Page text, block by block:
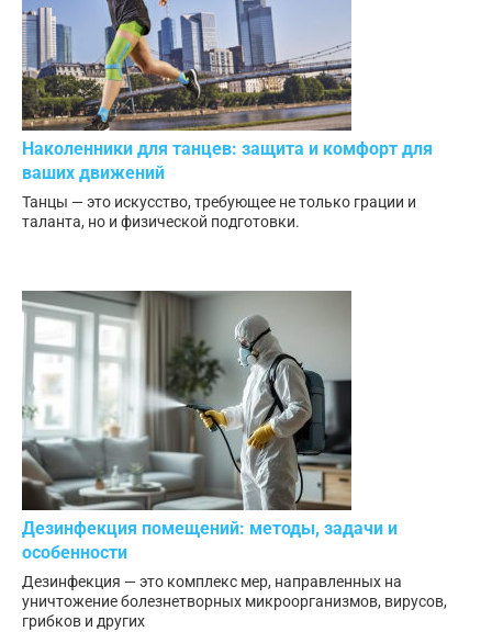
Наколенники для танцев: защита и комфорт для
ваших движений
Танцы — это искусство, требующее не только грации и
таланта, но и физической подготовки.
Дезинфекция помещений: методы, задачи и
особенности
Дезинфекция — это комплекс мер, направленных на
уничтожение болезнетворных микроорганизмов, вирусов,
грибков и других